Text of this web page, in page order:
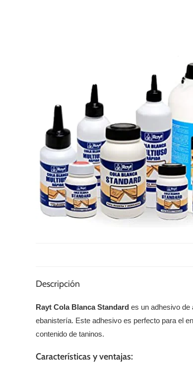
Descripción
Rayt Cola Blanca Standard es un adhesivo de
ebanistería. Este adhesivo es perfecto para el
contenido de taninos.
Características y ventajas: